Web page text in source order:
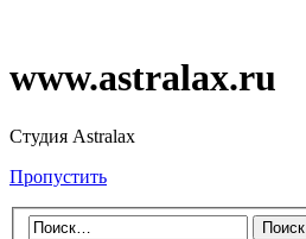
www.astralax.ru
Студия Astralax
Пропустить